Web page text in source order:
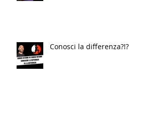
Conosci la differenza?!?